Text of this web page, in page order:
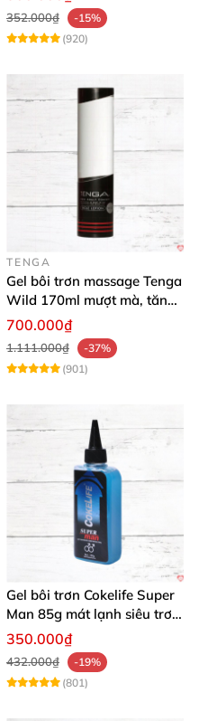
352.000₫
-15%
(920)
TENGA
Gel bôi trơn massage Tenga
Wild 170ml mượt mà, tăng
khoái cảm
700.000₫
1.111.000₫
-37%
(901)
Gel bôi trơn Cokelife Super
Man 85g mát lạnh siêu trơn
an toàn
350.000₫
432.000₫
-19%
(801)